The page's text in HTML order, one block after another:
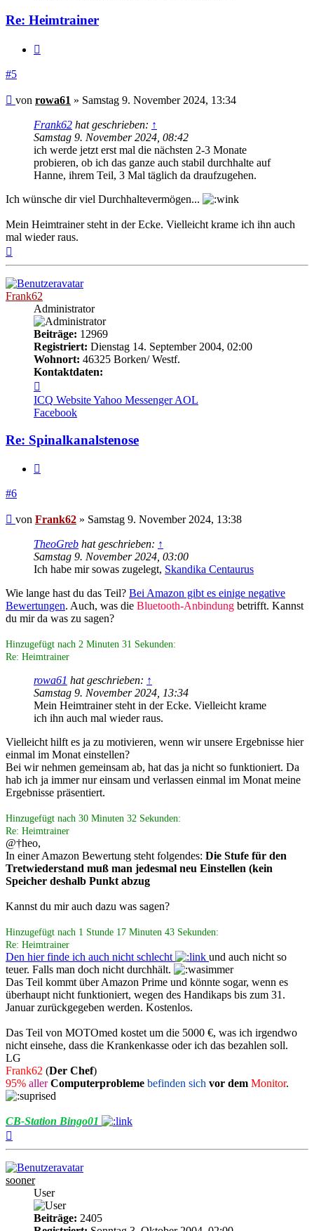
Re: Heimtrainer
#5
Beitrag
von rowa61 » Samstag 9. November 2024, 13:34
Frank62 hat geschrieben: ↑
Samstag 9. November 2024, 08:42
ich werde jetzt erst mal die nächsten 2-3 Monate
probieren, ob ich das ganze auch stabil durchhalte auf
Hanne, ihrem Teil, 3 Mal täglich da draufzugehen.
Ich wünsche dir viel Durchhaltevermögen...
Mein Heimtrainer steht in der Ecke. Vielleicht krame ich ihn auch
mal wieder raus.
Frank62
Administrator
Beiträge: 12969
Registriert: Dienstag 14. September 2004, 02:00
Wohnort: 46325 Borken/ Westf.
Kontaktdaten:
von
Frank62
ICQ WebsiteYahoo Messenger AOL
Facebook
Re: Spinalkanalstenose
#6
Beitrag
von Frank62 » Samstag 9. November 2024, 13:38
TheoGreb hat geschrieben: ↑
Samstag 9. November 2024, 03:00
Ich habe mir sowas zugelegt, Skandika Centaurus
Wie lange hast du das Teil? Bei Amazon gibt es einige negative
Bewertungen. Auch, was die Bluetooth-Anbindung betrifft. Kannst
du mir da was zu sagen?
Hinzugefügt nach 2 Minuten 31 Sekunden:
Re: Heimtrainer
rowa61 hat geschrieben: ↑
Samstag 9. November 2024, 13:34
Mein Heimtrainer steht in der Ecke. Vielleicht krame
ich ihn auch mal wieder raus.
Vielleicht hilft es ja zu motivieren, wenn wir unsere Ergebnisse hier
einmal im Monat einstellen?
Bei wir nehmen gemeinsam ab, hat das ja nicht so funktioniert. Da
hab ich ja immer nur einsam und verlassen einmal im Monat meine
Ergebnisse präsentiert.
Hinzugefügt nach 30 Minuten 32 Sekunden:
Re: Heimtrainer
@†heo,
In einer Amazon Bewertung steht folgendes: Die Stufe für den
Tretwiederstand muß man jedesmal neu Einstellen (kein
Speicher deshalb Punkt abzug
Kannst du mir auch dazu was sagen?
Hinzugefügt nach 1 Stunde 17 Minuten 43 Sekunden:
Re: Heimtrainer
Den hier finde ich auch nicht schlecht
und auch nicht so
teuer. Falls man doch nicht durchhält.
Das Teil kommt über Amazon Prime und könnte sogar, wenn es
überhaupt nicht funktioniert, wegen des Handikaps bis zum 31.
Januar zurückgegeben werden. Kostenlos.
Das Teil von MOTOmed kostet um die 5000 €, was ich irgendwo
nicht einsehe, dass die Krankenkasse oder ich das bezahlen soll.
LG
Frank62 (Der Chef)
95% aller Computerprobleme befinden sich vor dem Monitor.
CB-Station Bingo01
sooner
User
Beiträge: 2405